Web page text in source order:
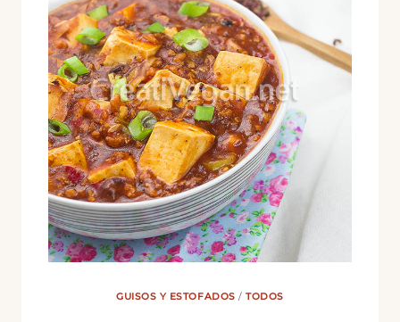
GUISOS Y ESTOFADOS /TODOS